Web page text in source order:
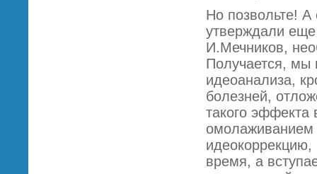
Но позвольте! А
утверждали еще
И.Мечников,
Получается, мы
идеоанализа,
болезней,
такого эффекта
омолаживанием
идеокоррекцию,
время, а